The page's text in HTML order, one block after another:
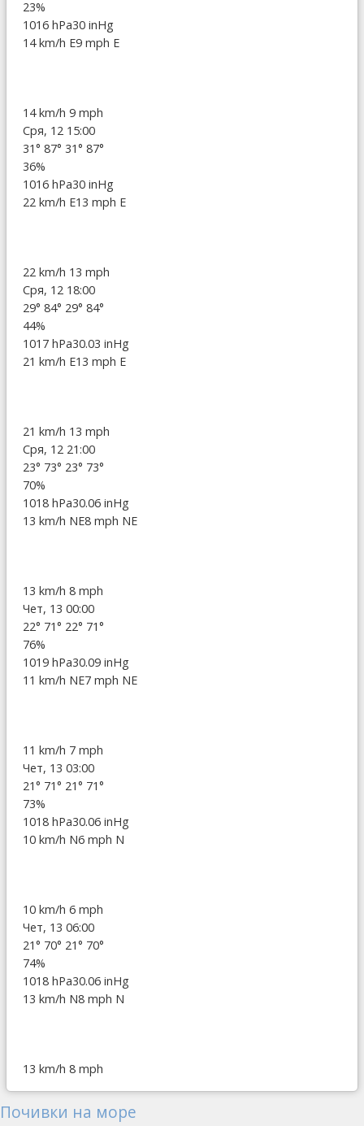
23%
1016 hPa30 inHg
14 km/h E9 mph E
14 km/h 9 mph
Сря, 12 15:00
31° 87° 31° 87°
36%
1016 hPa30 inHg
22 km/h E13 mph E
22 km/h 13 mph
Сря, 12 18:00
29° 84° 29° 84°
44%
1017 hPa30.03 inHg
21 km/h E13 mph E
21 km/h 13 mph
Сря, 12 21:00
23° 73° 23° 73°
70%
1018 hPa30.06 inHg
13 km/h NE8 mph NE
13 km/h 8 mph
Чет, 13 00:00
22° 71° 22° 71°
76%
1019 hPa30.09 inHg
11 km/h NE7 mph NE
11 km/h 7 mph
Чет, 13 03:00
21° 71° 21° 71°
73%
1018 hPa30.06 inHg
10 km/h N6 mph N
10 km/h 6 mph
Чет, 13 06:00
21° 70° 21° 70°
74%
1018 hPa30.06 inHg
13 km/h N8 mph N
13 km/h 8 mph
Почивки на море